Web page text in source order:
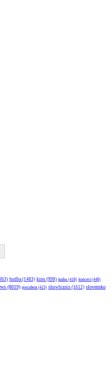
hudba (1483) kino (998) kniha (418) koncert (448)
(8019) prezident (415) showbiznis (1612) slovensko